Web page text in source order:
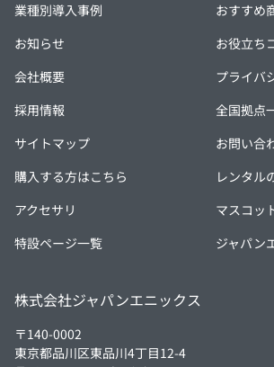
業種別導入事例
おすすめ
お知らせ
お役立ち
会社概要
プライバ
採用情報
全国拠点
サイトマップ
お問い合
購入する方はこちら
レンタル
アクセサリ
マスコッ
特設ページ一覧
ジャパン
株式会社ジャパンエニックス
〒140-0002
東京都品川区東品川4丁目12-4